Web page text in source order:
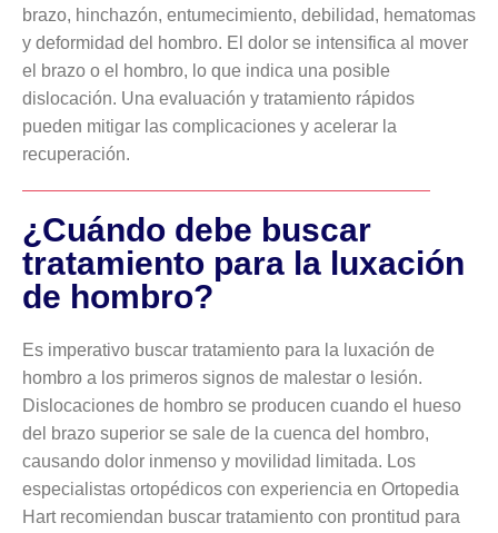
brazo, hinchazón, entumecimiento, debilidad, hematomas
y deformidad del hombro. El dolor se intensifica al mover
el brazo o el hombro, lo que indica una posible
dislocación. Una evaluación y tratamiento rápidos
pueden mitigar las complicaciones y acelerar la
recuperación.
¿Cuándo debe buscar
tratamiento para la luxación
de hombro?
Es imperativo buscar tratamiento para la luxación de
hombro a los primeros signos de malestar o lesión.
Dislocaciones de hombro se producen cuando el hueso
del brazo superior se sale de la cuenca del hombro,
causando dolor inmenso y movilidad limitada. Los
especialistas ortopédicos con experiencia en Ortopedia
Hart recomiendan buscar tratamiento con prontitud para